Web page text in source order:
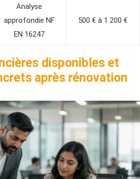
Analyse
approfondie NF
EN 16247
500 € à 1 200 €
disponibles et
après rénovation